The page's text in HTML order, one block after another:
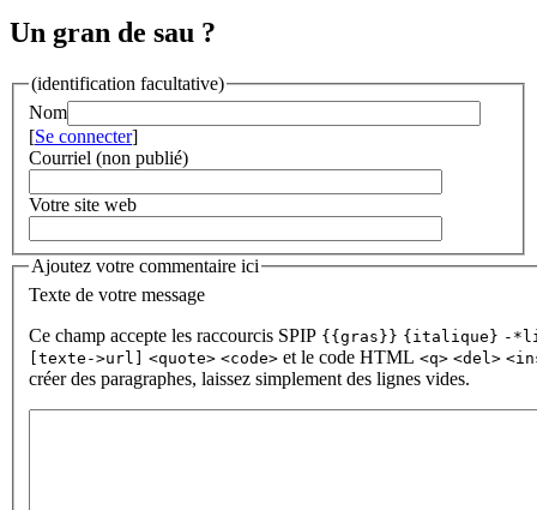
Un gran de sau ?
(identification facultative)
Nom
[Se connecter]
Courriel (non publié)
Votre site web
Ajoutez votre commentaire ici
Texte de votre message
Ce champ accepte les raccourcis SPIP {{gras}} {italique} -
[texte->url]
<quote> <code> et le code HTML <q> <del>
créer des paragraphes, laissez simplement des lignes vides.